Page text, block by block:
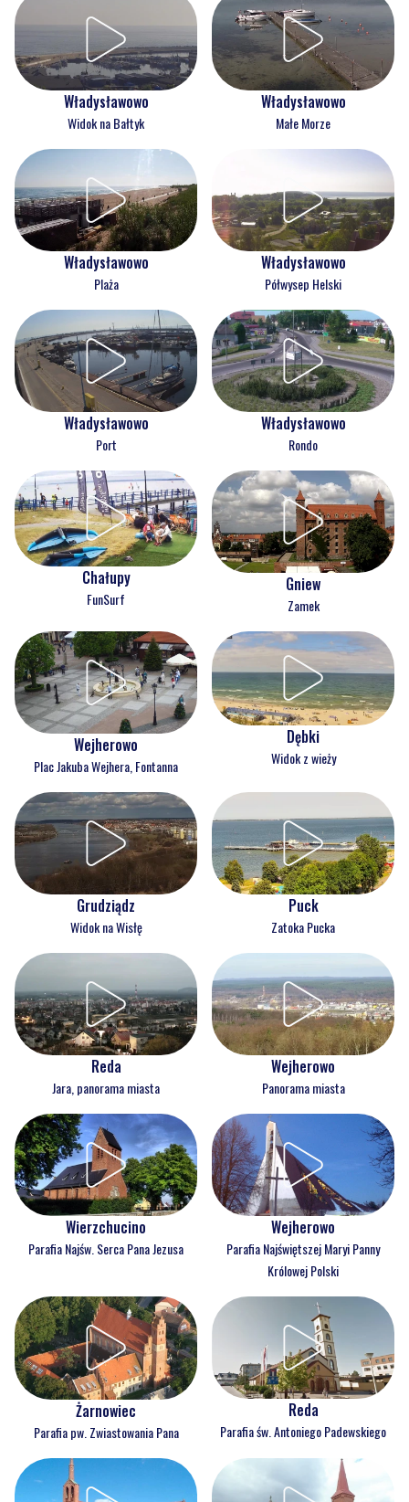
Władysławowo
Widok na Bałtyk
Władysławowo
Małe Morze
Władysławowo
Plaża
Władysławowo
Półwysep Helski
Władysławowo
Port
Władysławowo
Rondo
Chałupy
FunSurf
Gniew
Zamek
Wejherowo
Plac Jakuba Wejhera, Fontanna
Dębki
Widok z wieży
Grudziądz
Widok na Wisłę
Puck
Zatoka Pucka
Reda
Jara, panorama miasta
Wejherowo
Panorama miasta
Wierzchucino
Parafia Najśw. Serca Pana Jezusa
Wejherowo
Parafia Najświętszej Maryi Panny
Królowej Polski
Żarnowiec
Parafia pw. Zwiastowania Pana
Reda
Parafia św. Antoniego Padewskiego